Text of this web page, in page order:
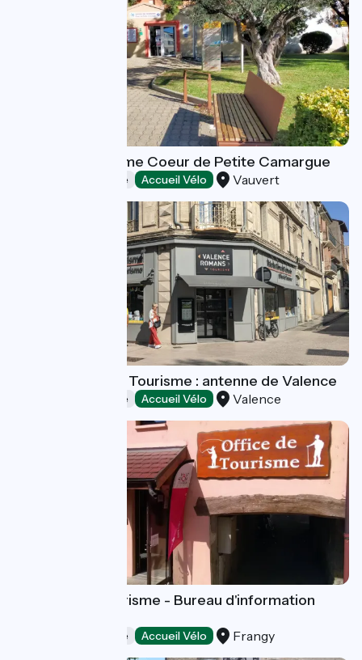
Office de Tourisme Coeur de Petite Camargue
Offices de Tourisme Accueil Vélo Vauvert
Valence Romans Tourisme : antenne de Valence
Offices de Tourisme Accueil Vélo Valence
Haut-Rhône Tourisme - Bureau d'information
Offices de Tourisme Accueil Vélo Frangy